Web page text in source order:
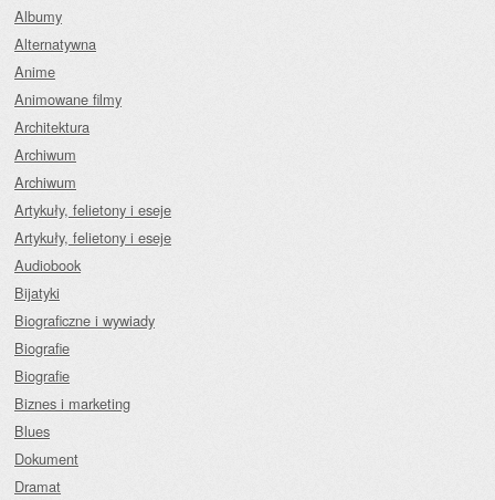
Albumy
Alternatywna
Anime
Animowane filmy
Architektura
Archiwum
Archiwum
Artykuły, felietony i eseje
Artykuły, felietony i eseje
Audiobook
Bijatyki
Biograficzne i wywiady
Biografie
Biografie
Biznes i marketing
Blues
Dokument
Dramat